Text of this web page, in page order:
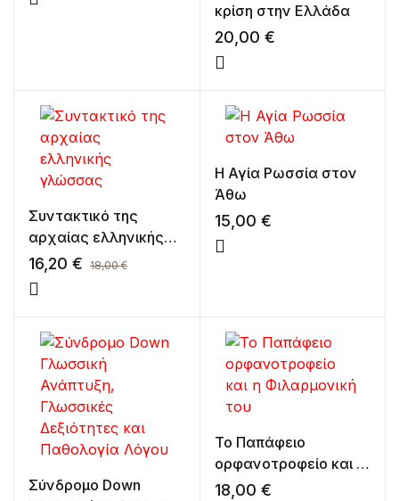
κρίση στην Ελλάδα
20,00 €
Συντακτικό της
αρχαίας ελληνικής
γλώσσας
16,20 € 18,00€
Η Αγία Ρωσσία στον
Άθω
15,00 €
Σύνδρομο Down
Το Παπάφειο
ορφανοτροφείο και η
Φιλαρμονική του
18,00 €